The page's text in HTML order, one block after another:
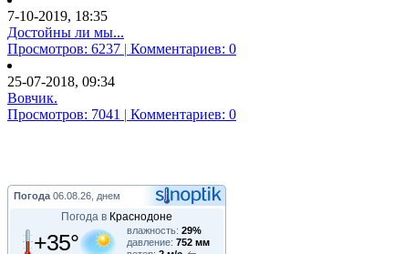
7-10-2019, 18:35
Достойны ли мы...
Просмотров: 6237 | Комментариев: 0
25-07-2018, 09:34
Вовчик.
Просмотров: 7041 | Комментариев: 0
Погода 06.08.26, днем
Погода в Краснодоне
+35° влажность: 29%
давление: 752 мм